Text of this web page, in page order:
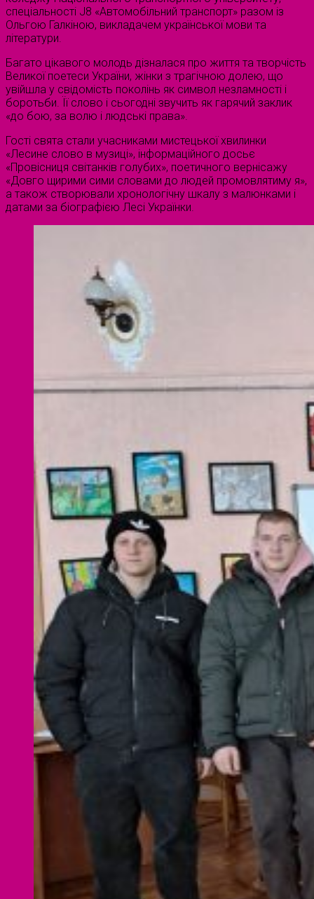
спеціальності J8 «Автомобільний транспорт» разом із
Ольгою Галкіною, викладачем української мови та
літератури.
Багато цікавого молодь дізналася про життя та творчість
Великої поетеси України, жінки з трагічною долею, що
увійшла у свідомість поколінь як символ незламності і
боротьби. Її слово і сьогодні звучить як гарячий заклик
«до бою, за волю і людські права».
Гості свята стали учасниками мистецької хвилинки
«Лесине слово в музиці», інформаційного досьє
«Провісниця світанків голубих», поетичного вернісажу
«Довго щирими сими словами до людей промовлятиму я»,
а також створювали хронологічну шкалу з малюнками і
датами за біографією Лесі Українки.